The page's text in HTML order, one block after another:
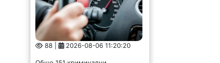
88 | 2026-08-06 11:20:20
Общо 151 криминални